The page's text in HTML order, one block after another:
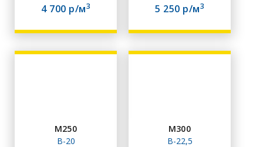
4 700 р/м3 5 250 р/м3
М250
В-20
М300
В-22,5